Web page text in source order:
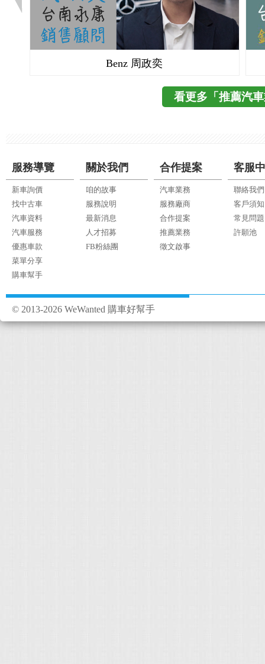
Benz 周政奕
看更多「推薦汽
服務導覽
新車詢價
找中古車
汽車資料
汽車服務
優惠車款
菜單分享
購車幫手
關於我們
咱的故事
服務說明
最新消息
人才招募
FB粉絲團
合作提案
汽車業務
服務廠商
合作提案
推薦業務
徵文啟事
客服
聯絡我們
客戶須知
常見問題
許願池
© 2013-2026 WeWanted 購車好幫手